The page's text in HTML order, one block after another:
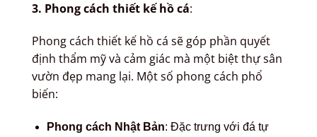
3. Phong cách thiết kế hồ cá:
Phong cách thiết kế hồ cá sẽ góp phần quyết
định thẩm mỹ và cảm giác mà một biệt thự sân
vườn đẹp mang lại. Một số phong cách phổ
biến:
Phong cách Nhật Bản: Đặc trưng với đá tự